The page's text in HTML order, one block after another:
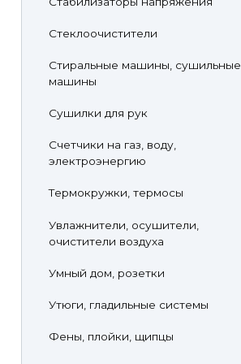
Стеклоочистители
Стиральные машины, сушильные
машины
Сушилки для рук
Счетчики на газ, воду,
электроэнергию
Термокружки, термосы
Увлажнители, осушители,
очистители воздуха
Умный дом, розетки
Утюги, гладильные системы
Фены, плойки, щипцы